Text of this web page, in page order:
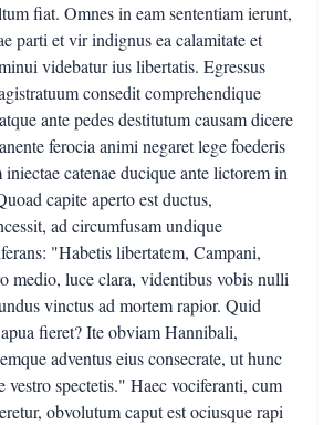
fiat. Omnes in eam sententiam ierunt,
parti et vir indignus ea calamitate et
videbatur ius libertatis. Egressus
consedit comprehendique
ante pedes destitutum causam dicere
ferocia animi negaret lege foederis
catenae ducique ante lictorem in
capite aperto est ductus,
ad circumfusam undique
"Habetis libertatem, Campani,
medio, luce clara, videntibus vobis nulli
vinctus ad mortem rapior. Quid
fieret? Ite obviam Hannibali,
adventus eius consecrate, ut hunc
vestro spectetis." Haec vociferanti, cum
obvolutum caput est ociusque rapi